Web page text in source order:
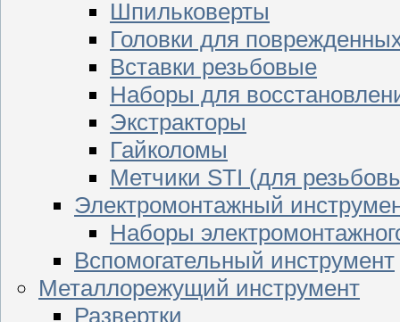
Шпильковерты
Головки для
Вставки резьбовые
Наборы для
Экстракторы
Гайколомы
Метчики STI (для
Электромонтажный
Наборы
Вспомогательный инструмент
Металлорежущий инструмент
Развертки